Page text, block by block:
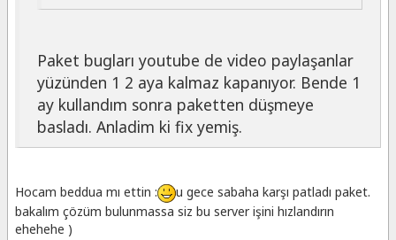
Paket bugları youtube de video paylaşanlar
yüzünden 1 2 aya kalmaz kapanıyor. Bende 1
ay kullandım sonra paketten düşmeye
basladı. Anladim ki fix yemiş.
Hocam beddua mı ettin :
u gece sabaha karşı patladı paket.
bakalım çözüm bulunmassa siz bu server işini hızlandırın
ehehehe )